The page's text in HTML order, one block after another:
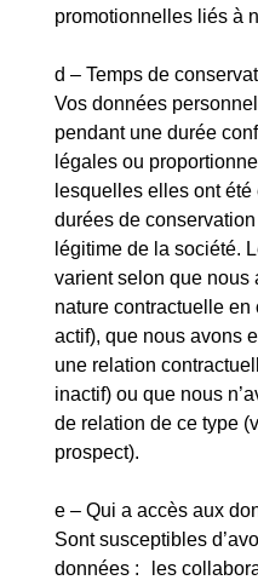
promotionnelles liés à
d – Temps de
Vos données
pendant une durée
légales ou
lesquelles elles ont
durées de
légitime de la société.
varient selon que nous
nature contractuelle
actif), que nous avons
une relation
inactif) ou que nous
de relation de ce type
prospect).
e – Qui a accès aux
Sont susceptibles
données : les